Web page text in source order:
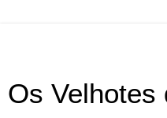
Os Velhotes